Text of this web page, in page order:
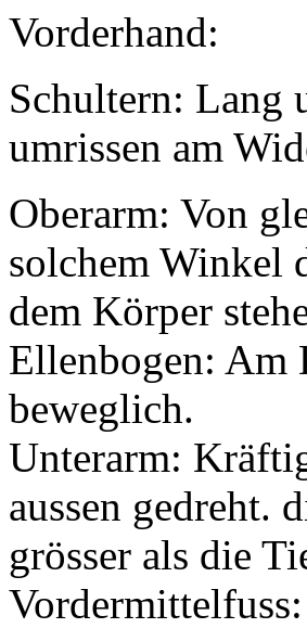
Vorderhand:
Schultern: Lang
umrissen am
Oberarm: Von
solchem Winkel
dem Körper
Ellenbogen: Am
beweglich.
Unterarm:
aussen gedreht.
grösser als die